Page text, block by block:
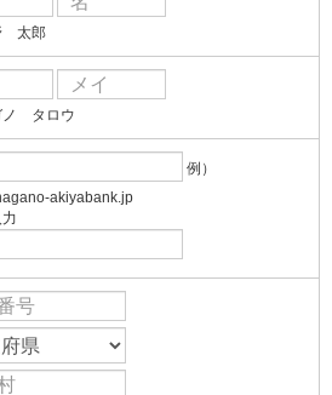
太郎
ノ タロウ
例）
akiyabank.jp